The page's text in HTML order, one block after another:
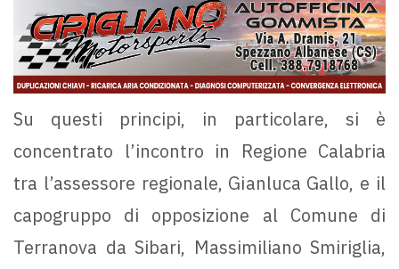
Su questi principi, in particolare, si è
concentrato l’incontro in Regione Calabria
tra l’assessore regionale, Gianluca Gallo, e il
capogruppo di opposizione al Comune di
Terranova da Sibari, Massimiliano Smiriglia,